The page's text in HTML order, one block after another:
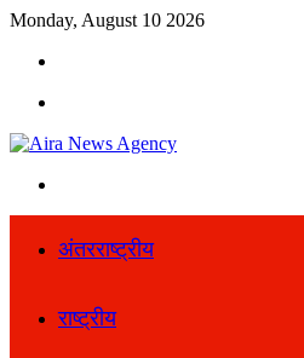
Monday, August 10 2026
अंतरराष्ट्रीय
राष्ट्रीय